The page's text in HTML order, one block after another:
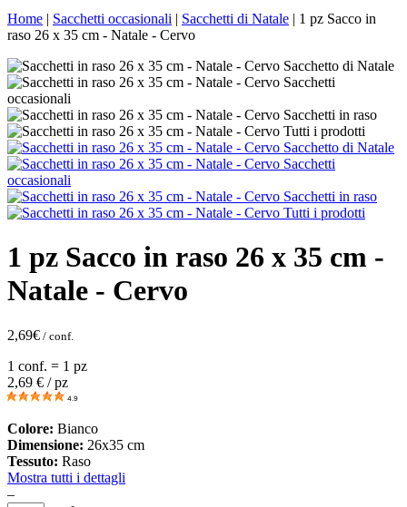
Home | Sacchetti occasionali | Sacchetti di Natale | 1 pz Sacco in
raso 26 x 35 cm - Natale - Cervo
1 pz Sacco in raso 26 x 35 cm -
Natale - Cervo
2,69€ / conf.
1 conf. = 1 pz
2,69 € / pz
4.9
Colore: Bianco
Dimensione: 26x35 cm
Tessuto: Raso
Mostra tutti i dettagli
–